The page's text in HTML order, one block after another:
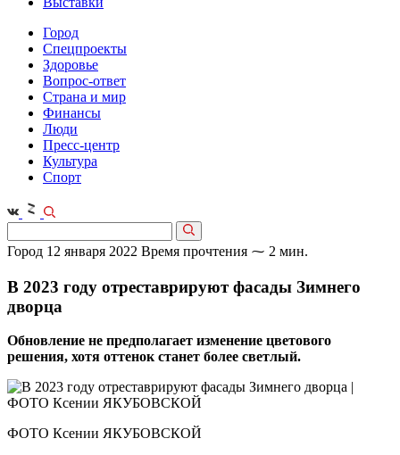
Город
Спецпроекты
Здоровье
Вопрос-ответ
Страна и мир
Финансы
Люди
Пресс-центр
Культура
Спорт
Город 12 января 2022 Время прочтения ⁓ 2 мин.
В 2023 году отреставрируют фасады Зимнего
дворца
Обновление не предполагает изменение цветового
решения, хотя оттенок станет более светлый.
ФОТО Ксении ЯКУБОВСКОЙ